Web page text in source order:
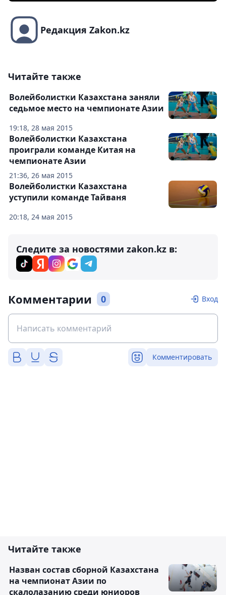
Редакция Zakon.kz
Читайте также
19:18, 28 мая 2015
Волейболистки Казахстана заняли
седьмое место на чемпионате Азии
21:36, 26 мая 2015
Волейболистки Казахстана
проиграли команде Китая на
чемпионате Азии
20:18, 24 мая 2015
Волейболистки Казахстана
уступили команде Тайваня
Следите за новостями zakon.kz в:
Комментарии 0 Вход
Комментировать
Читайте также
Назван состав сборной Казахстана
на чемпионат Азии по
скалолазанию среди юниоров